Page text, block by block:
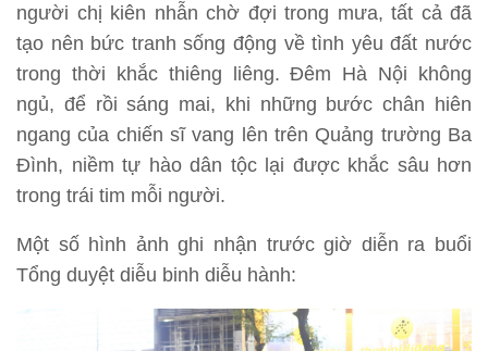
người chị kiên nhẫn chờ đợi trong mưa, tất cả đã
tạo nên bức tranh sống động về tình yêu đất nước
trong thời khắc thiêng liêng. Đêm Hà Nội không
ngủ, để rồi sáng mai, khi những bước chân hiên
ngang của chiến sĩ vang lên trên Quảng trường Ba
Đình, niềm tự hào dân tộc lại được khắc sâu hơn
trong trái tim mỗi người.
Một số hình ảnh ghi nhận trước giờ diễn ra buổi
Tổng duyệt diễu binh diễu hành: